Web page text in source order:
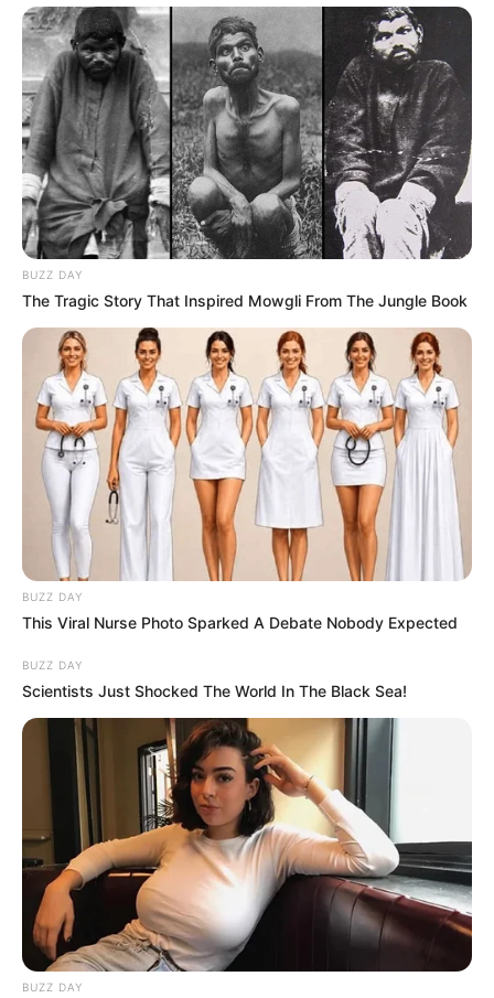
BUZZ DAY
The Tragic Story That Inspired Mowgli From The Jungle Book
BUZZ DAY
This Viral Nurse Photo Sparked A Debate Nobody Expected
BUZZ DAY
Scientists Just Shocked The World In The Black Sea!
BUZZ DAY